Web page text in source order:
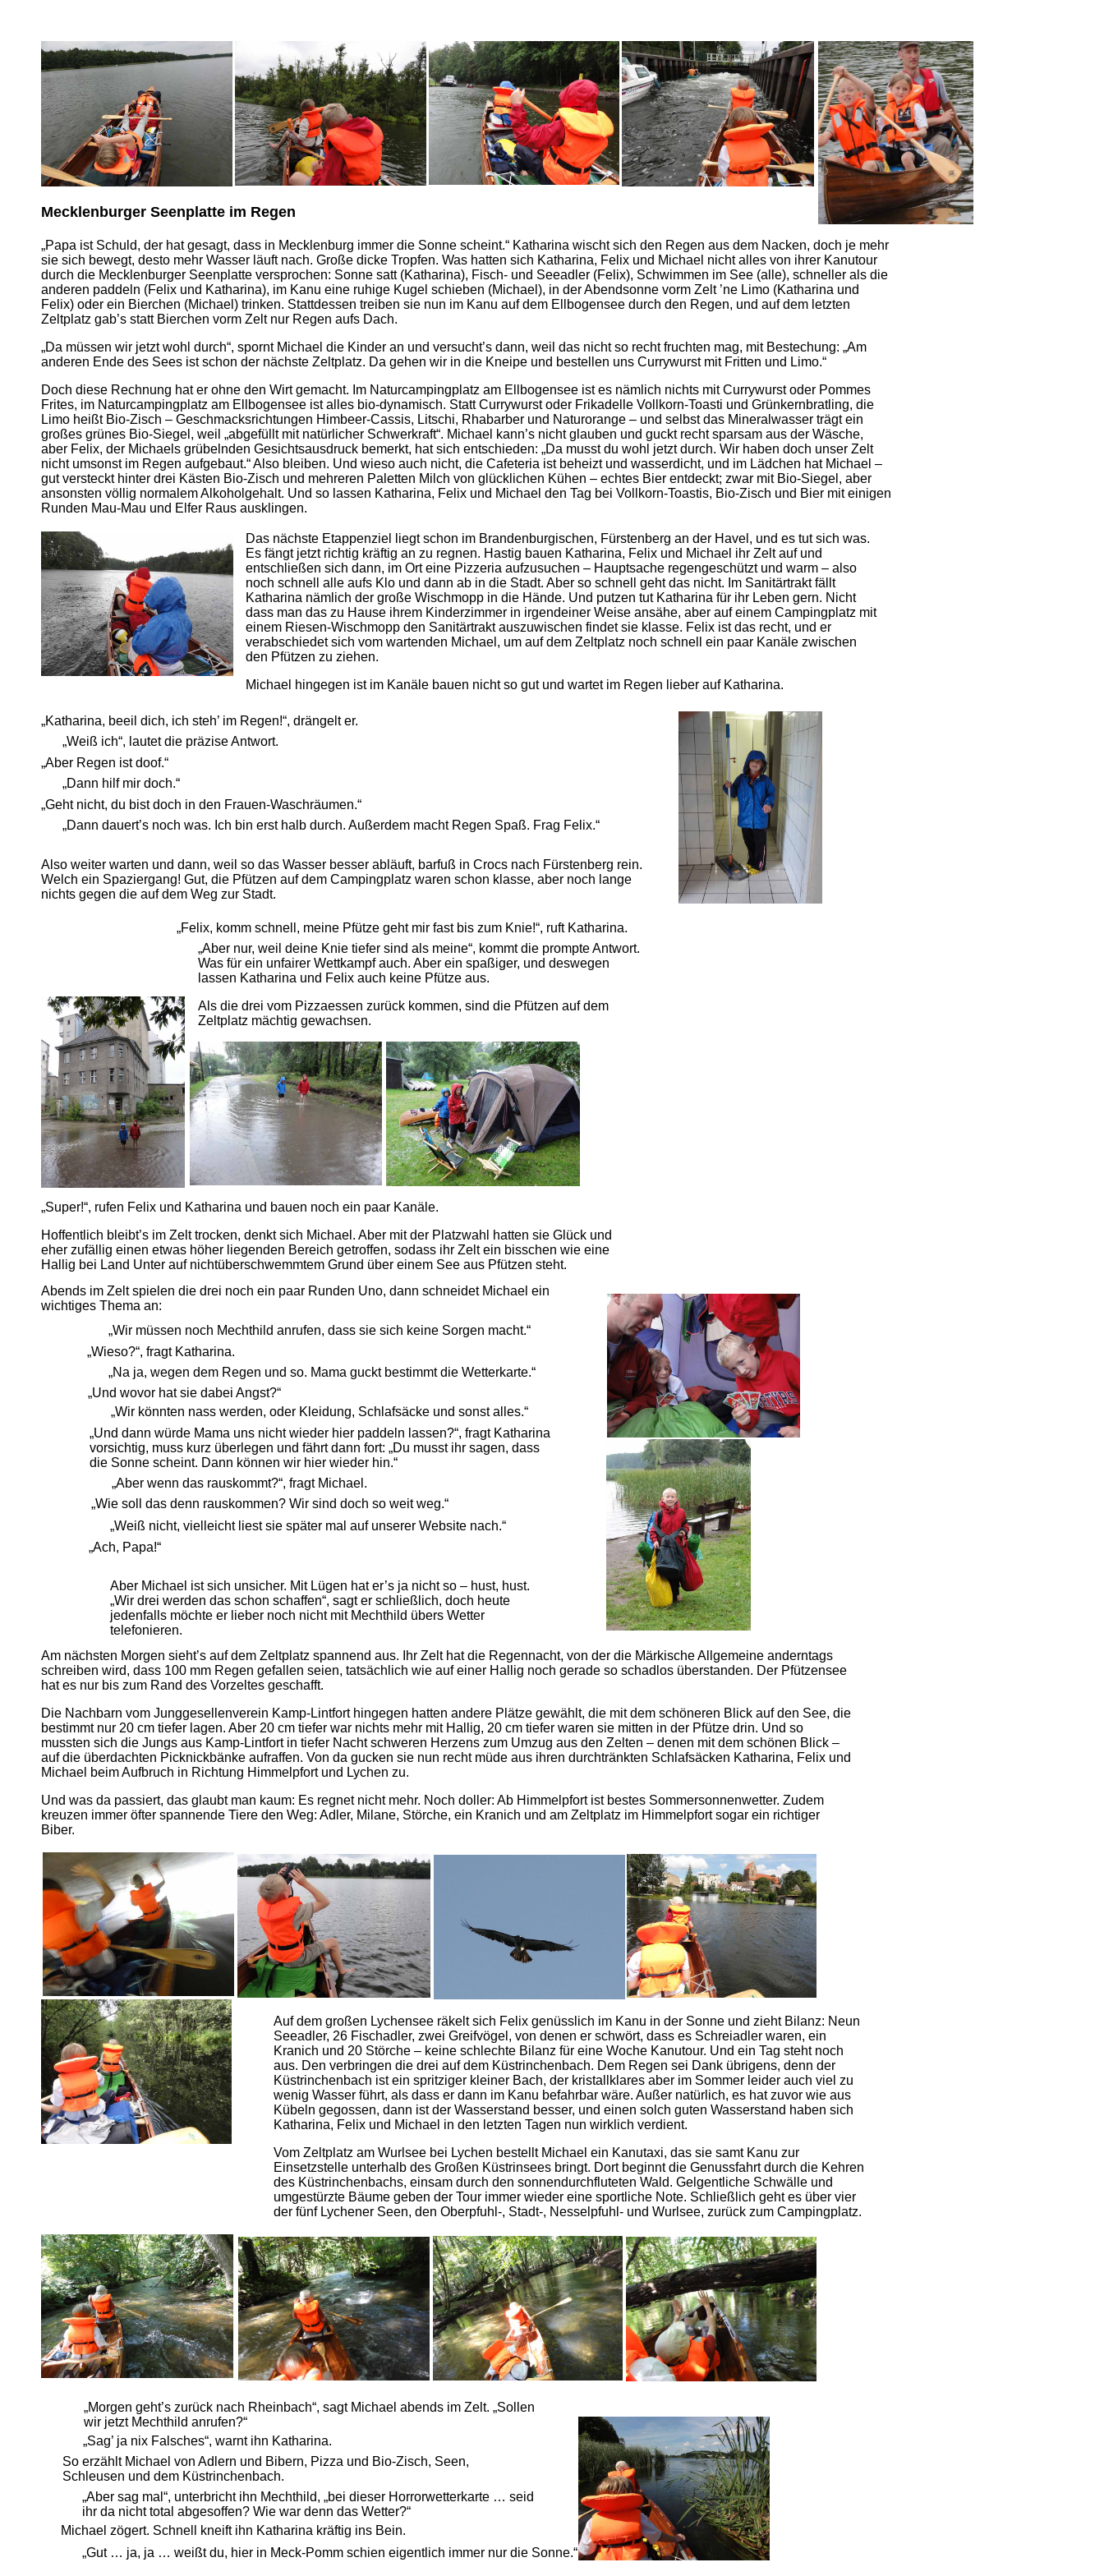
Mecklenburger Seenplatte im Regen
„Papa ist Schuld, der hat gesagt, dass in Mecklenburg immer die Sonne scheint.“ Katharina wischt sich den Regen aus dem Nacken, doch je mehr
sie sich bewegt, desto mehr Wasser läuft nach. Große dicke Tropfen. Was hatten sich Katharina, Felix und Michael nicht alles von ihrer Kanutour
durch die Mecklenburger Seenplatte versprochen: Sonne satt (Katharina), Fisch- und Seeadler (Felix), Schwimmen im See (alle), schneller als die
anderen paddeln (Felix und Katharina), im Kanu eine ruhige Kugel schieben (Michael), in der Abendsonne vorm Zelt ’ne Limo (Katharina und
Felix) oder ein Bierchen (Michael) trinken. Stattdessen treiben sie nun im Kanu auf dem Ellbogensee durch den Regen, und auf dem letzten
Zeltplatz gab’s statt Bierchen vorm Zelt nur Regen aufs Dach.
„Da müssen wir jetzt wohl durch“, spornt Michael die Kinder an und versucht’s dann, weil das nicht so recht fruchten mag, mit Bestechung: „Am
anderen Ende des Sees ist schon der nächste Zeltplatz. Da gehen wir in die Kneipe und bestellen uns Currywurst mit Fritten und Limo.“
Doch diese Rechnung hat er ohne den Wirt gemacht. Im Naturcampingplatz am Ellbogensee ist es nämlich nichts mit Currywurst oder Pommes
Frites, im Naturcampingplatz am Ellbogensee ist alles bio-dynamisch. Statt Currywurst oder Frikadelle Vollkorn-Toasti und Grünkernbratling, die
Limo heißt Bio-Zisch – Geschmacksrichtungen Himbeer-Cassis, Litschi, Rhabarber und Naturorange – und selbst das Mineralwasser trägt ein
großes grünes Bio-Siegel, weil „abgefüllt mit natürlicher Schwerkraft“. Michael kann’s nicht glauben und guckt recht sparsam aus der Wäsche,
aber Felix, der Michaels grübelnden Gesichtsausdruck bemerkt, hat sich entschieden: „Da musst du wohl jetzt durch. Wir haben doch unser Zelt
nicht umsonst im Regen aufgebaut.“ Also bleiben. Und wieso auch nicht, die Cafeteria ist beheizt und wasserdicht, und im Lädchen hat Michael –
gut versteckt hinter drei Kästen Bio-Zisch und mehreren Paletten Milch von glücklichen Kühen – echtes Bier entdeckt; zwar mit Bio-Siegel, aber
ansonsten völlig normalem Alkoholgehalt. Und so lassen Katharina, Felix und Michael den Tag bei Vollkorn-Toastis, Bio-Zisch und Bier mit einigen
Runden Mau-Mau und Elfer Raus ausklingen.
Das nächste Etappenziel liegt schon im Brandenburgischen, Fürstenberg an der Havel, und es tut sich was.
Es fängt jetzt richtig kräftig an zu regnen. Hastig bauen Katharina, Felix und Michael ihr Zelt auf und
entschließen sich dann, im Ort eine Pizzeria aufzusuchen – Hauptsache regengeschützt und warm – also
noch schnell alle aufs Klo und dann ab in die Stadt. Aber so schnell geht das nicht. Im Sanitärtrakt fällt
Katharina nämlich der große Wischmopp in die Hände. Und putzen tut Katharina für ihr Leben gern. Nicht
dass man das zu Hause ihrem Kinderzimmer in irgendeiner Weise ansähe, aber auf einem Campingplatz mit
einem Riesen-Wischmopp den Sanitärtrakt auszuwischen findet sie klasse. Felix ist das recht, und er
verabschiedet sich vom wartenden Michael, um auf dem Zeltplatz noch schnell ein paar Kanäle zwischen
den Pfützen zu ziehen.
Michael hingegen ist im Kanäle bauen nicht so gut und wartet im Regen lieber auf Katharina.
„Katharina, beeil dich, ich steh’ im Regen!“, drängelt er.
„Weiß ich“, lautet die präzise Antwort.
„Aber Regen ist doof.“
„Dann hilf mir doch.“
„Geht nicht, du bist doch in den Frauen-Waschräumen.“
„Dann dauert’s noch was. Ich bin erst halb durch. Außerdem macht Regen Spaß. Frag Felix.“
Also weiter warten und dann, weil so das Wasser besser abläuft, barfuß in Crocs nach Fürstenberg rein.
Welch ein Spaziergang! Gut, die Pfützen auf dem Campingplatz waren schon klasse, aber noch lange
nichts gegen die auf dem Weg zur Stadt.
„Felix, komm schnell, meine Pfütze geht mir fast bis zum Knie!“, ruft Katharina.
„Aber nur, weil deine Knie tiefer sind als meine“, kommt die prompte Antwort.
Was für ein unfairer Wettkampf auch. Aber ein spaßiger, und deswegen
lassen Katharina und Felix auch keine Pfütze aus.
Als die drei vom Pizzaessen zurück kommen, sind die Pfützen auf dem
Zeltplatz mächtig gewachsen.
„Super!“, rufen Felix und Katharina und bauen noch ein paar Kanäle.
Hoffentlich bleibt’s im Zelt trocken, denkt sich Michael. Aber mit der Platzwahl hatten sie Glück und
eher zufällig einen etwas höher liegenden Bereich getroffen, sodass ihr Zelt ein bisschen wie eine
Hallig bei Land Unter auf nichtüberschwemmtem Grund über einem See aus Pfützen steht.
Abends im Zelt spielen die drei noch ein paar Runden Uno, dann schneidet Michael ein
wichtiges Thema an:
„Wir müssen noch Mechthild anrufen, dass sie sich keine Sorgen macht.“
„Wieso?“, fragt Katharina.
„Na ja, wegen dem Regen und so. Mama guckt bestimmt die Wetterkarte.“
„Und wovor hat sie dabei Angst?“
„Wir könnten nass werden, oder Kleidung, Schlafsäcke und sonst alles.“
„Und dann würde Mama uns nicht wieder hier paddeln lassen?“, fragt Katharina
vorsichtig, muss kurz überlegen und fährt dann fort: „Du musst ihr sagen, dass
die Sonne scheint. Dann können wir hier wieder hin.“
„Aber wenn das rauskommt?“, fragt Michael.
„Wie soll das denn rauskommen? Wir sind doch so weit weg.“
„Weiß nicht, vielleicht liest sie später mal auf unserer Website nach.“
„Ach, Papa!“
Aber Michael ist sich unsicher. Mit Lügen hat er’s ja nicht so – hust, hust.
„Wir drei werden das schon schaffen“, sagt er schließlich, doch heute
jedenfalls möchte er lieber noch nicht mit Mechthild übers Wetter
telefonieren.
Am nächsten Morgen sieht’s auf dem Zeltplatz spannend aus. Ihr Zelt hat die Regennacht, von der die Märkische Allgemeine anderntags
schreiben wird, dass 100 mm Regen gefallen seien, tatsächlich wie auf einer Hallig noch gerade so schadlos überstanden. Der Pfützensee
hat es nur bis zum Rand des Vorzeltes geschafft.
Die Nachbarn vom Junggesellenverein Kamp-Lintfort hingegen hatten andere Plätze gewählt, die mit dem schöneren Blick auf den See, die
bestimmt nur 20 cm tiefer lagen. Aber 20 cm tiefer war nichts mehr mit Hallig, 20 cm tiefer waren sie mitten in der Pfütze drin. Und so
mussten sich die Jungs aus Kamp-Lintfort in tiefer Nacht schweren Herzens zum Umzug aus den Zelten – denen mit dem schönen Blick –
auf die überdachten Picknickbänke aufraffen. Von da gucken sie nun recht müde aus ihren durchtränkten Schlafsäcken Katharina, Felix und
Michael beim Aufbruch in Richtung Himmelpfort und Lychen zu.
Und was da passiert, das glaubt man kaum: Es regnet nicht mehr. Noch doller: Ab Himmelpfort ist bestes Sommersonnenwetter. Zudem
kreuzen immer öfter spannende Tiere den Weg: Adler, Milane, Störche, ein Kranich und am Zeltplatz im Himmelpfort sogar ein richtiger
Biber.
Auf dem großen Lychensee räkelt sich Felix genüsslich im Kanu in der Sonne und zieht Bilanz: Neun
Seeadler, 26 Fischadler, zwei Greifvögel, von denen er schwört, dass es Schreiadler waren, ein
Kranich und 20 Störche – keine schlechte Bilanz für eine Woche Kanutour. Und ein Tag steht noch
aus. Den verbringen die drei auf dem Küstrinchenbach. Dem Regen sei Dank übrigens, denn der
Küstrinchenbach ist ein spritziger kleiner Bach, der kristallklares aber im Sommer leider auch viel zu
wenig Wasser führt, als dass er dann im Kanu befahrbar wäre. Außer natürlich, es hat zuvor wie aus
Kübeln gegossen, dann ist der Wasserstand besser, und einen solch guten Wasserstand haben sich
Katharina, Felix und Michael in den letzten Tagen nun wirklich verdient.
Vom Zeltplatz am Wurlsee bei Lychen bestellt Michael ein Kanutaxi, das sie samt Kanu zur
Einsetzstelle unterhalb des Großen Küstrinsees bringt. Dort beginnt die Genussfahrt durch die Kehren
des Küstrinchenbachs, einsam durch den sonnendurchfluteten Wald. Gelgentliche Schwälle und
umgestürzte Bäume geben der Tour immer wieder eine sportliche Note. Schließlich geht es über vier
der fünf Lychener Seen, den Oberpfuhl-, Stadt-, Nesselpfuhl- und Wurlsee, zurück zum Campingplatz.
„Morgen geht’s zurück nach Rheinbach“, sagt Michael abends im Zelt. „Sollen
wir jetzt Mechthild anrufen?“
„Sag’ ja nix Falsches“, warnt ihn Katharina.
So erzählt Michael von Adlern und Bibern, Pizza und Bio-Zisch, Seen,
Schleusen und dem Küstrinchenbach.
„Aber sag mal“, unterbricht ihn Mechthild, „bei dieser Horrorwetterkarte … seid
ihr da nicht total abgesoffen? Wie war denn das Wetter?“
Michael zögert. Schnell kneift ihn Katharina kräftig ins Bein.
„Gut … ja, ja … weißt du, hier in Meck-Pomm schien eigentlich immer nur die Sonne.“